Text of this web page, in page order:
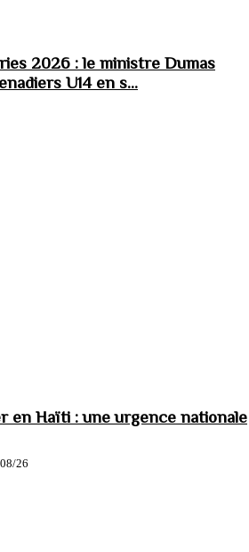
2026 : le ministre Dumas
U14 en s...
en Haïti : une urgence nationale
26